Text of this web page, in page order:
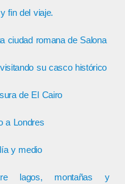
fin del viaje.
ciudad romana de Salona
su casco histórico
de El Cairo
a Londres
y medio
lagos, montañas y